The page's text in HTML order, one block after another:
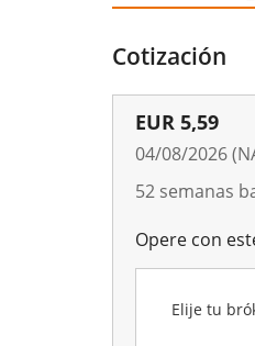
Cotización
EUR 5,59
04/08/2026
52 semanas
Opere con
Elije tu